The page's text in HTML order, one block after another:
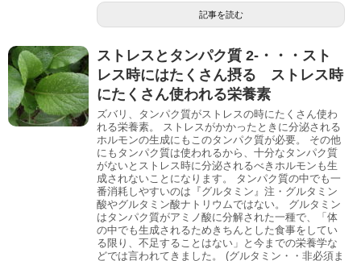
記事を読む
ストレスとタンパク質 2-・・・スト
レス時にはたくさん摂る ストレス時
にたくさん使われる栄養素
ズバリ、タンパク質がストレスの時にたくさん使わ
れる栄養素。 ストレスがかかったときに分泌される
ホルモンの生成にもこのタンパク質が必要。 その他
にもタンパク質は使われるから、十分なタンパク質
がないとストレス時に分泌されるべきホルモンも生
成されないことになります。 タンパク質の中でも一
番消耗しやすいのは『グルタミン』注・グルタミン
酸やグルタミン酸ナトリウムではない。 グルタミン
はタンパク質がアミノ酸に分解された一種で、「体
の中でも生成されるためきちんとした食事をしてい
る限り、不足することはない」と今までの栄養学な
どでは言われてきました。 (グルタミン・・非必須ま